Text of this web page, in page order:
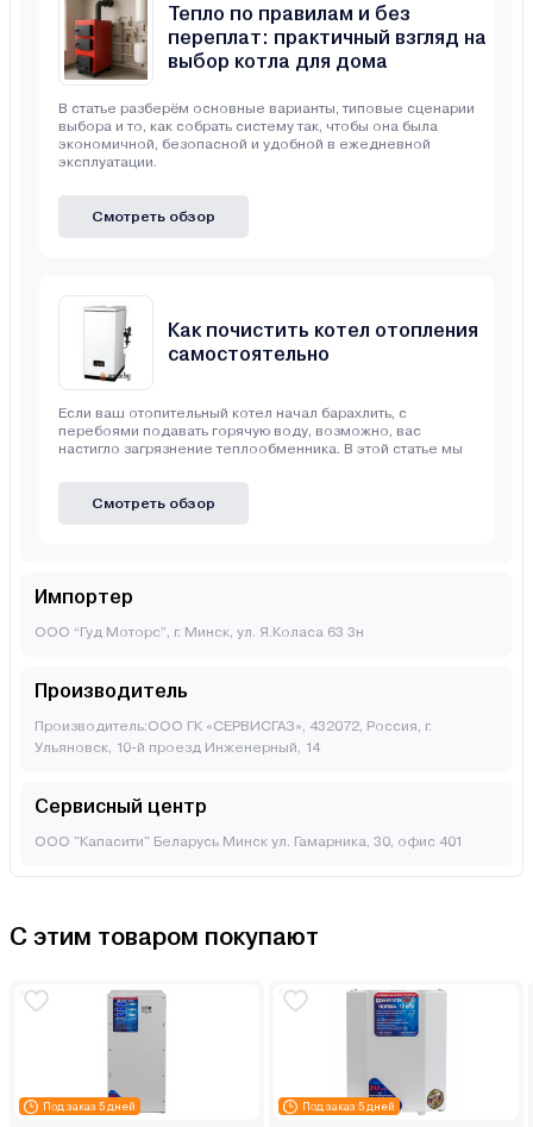
Тепло по правилам и без
переплат: практичный взгляд на
выбор котла для дома
В статье разберём основные варианты, типовые сценарии
выбора и то, как собрать систему так, чтобы она была
экономичной, безопасной и удобной в ежедневной
эксплуатации.
Смотреть обзор
Как почистить котел отопления
самостоятельно
Если ваш отопительный котел начал барахлить, с
перебоями подавать горячую воду, возможно, вас
настигло загрязнение теплообменника. В этой статье мы
Смотреть обзор
Импортер
ООО “Гуд Моторс”, г. Минск, ул. Я.Коласа 63 3н
Производитель
Производитель:ООО ГК «СЕРВИСГАЗ», 432072, Россия, г.
Ульяновск, 10-й проезд Инженерный, 14
Сервисный центр
ООО "Капасити" Беларусь Минск ул. Гамарника, 30, офис 401
С этим товаром покупают
Под заказ 5 дней Под заказ 5 дней